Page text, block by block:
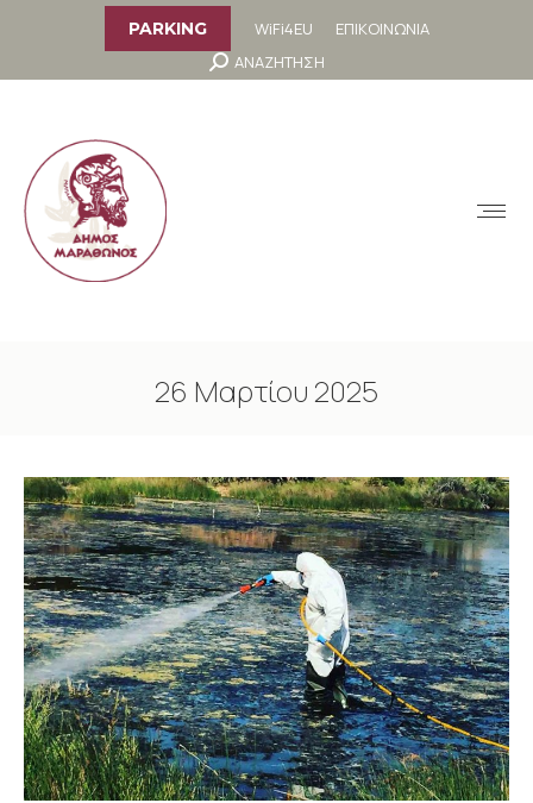
PARKING WiFi4EU
ΕΠΙΚΟΙΝΩΝΙΑ
Search:
ΑΝΑΖΗΤΗΣΗ
26 Μαρτίου 2025